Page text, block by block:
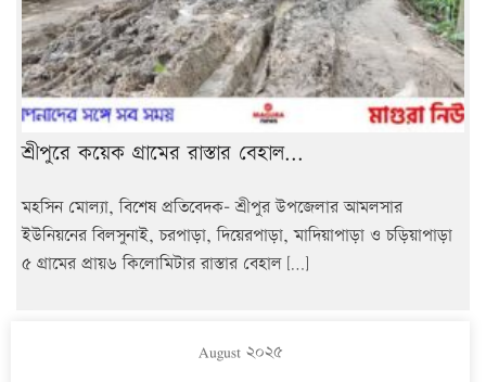
শ্রীপুরে কয়েক গ্রামের রাস্তার বেহাল...
মহসিন মোল্যা, বিশেষ প্রতিবেদক- শ্রীপুর উপজেলার আমলসার
ইউনিয়নের বিলসুনাই, চরপাড়া, দিয়েরপাড়া, মাদিয়াপাড়া ও চড়িয়াপাড়া
৫ গ্রামের প্রায়৬ কিলোমিটার রাস্তার বেহাল […]
August ২০২৫